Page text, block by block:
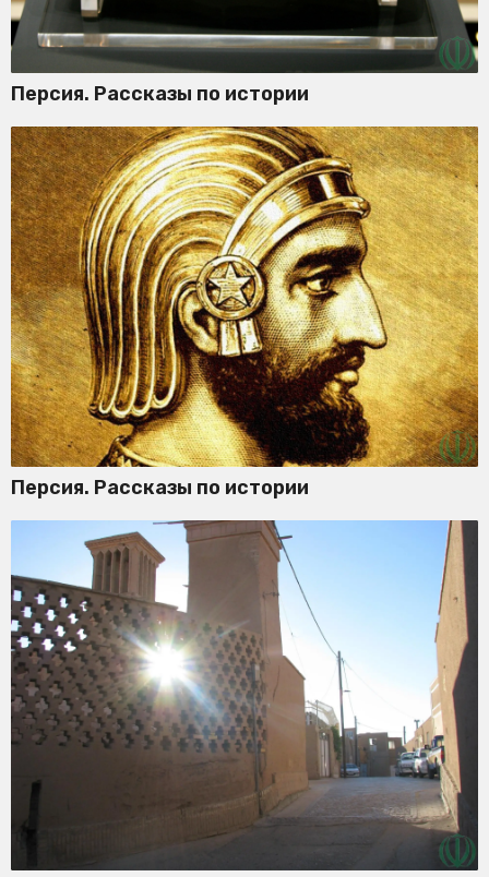
Персия. Рассказы по истории
Персия. Рассказы по истории